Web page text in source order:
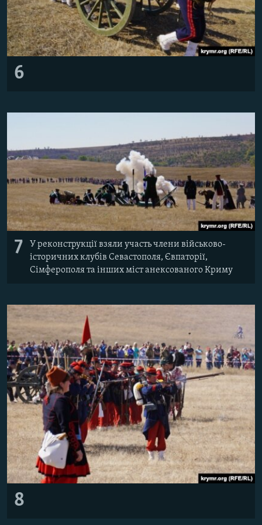
6
7
У реконструкції взяли участь члени військово-
історичних клубів Севастополя, Євпаторії,
Сімферополя та інших міст анексованого Криму
8